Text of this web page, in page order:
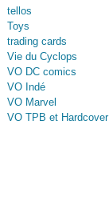
tellos
Toys
trading cards
Vie du Cyclops
VO DC comics
VO Indé
VO Marvel
VO TPB et Hardcover